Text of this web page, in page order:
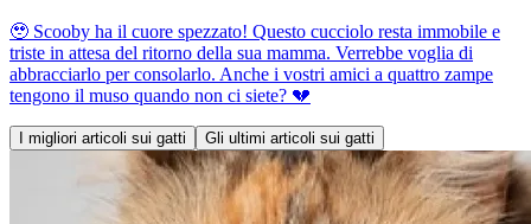
🥹 Scooby ha il cuore spezzato! Questo cucciolo resta immobile e
triste in attesa del ritorno della sua mamma. Verrebbe voglia di
abbracciarlo per consolarlo. Anche i vostri amici a quattro zampe
tengono il muso quando non ci siete? 💔
I migliori articoli sui gatti Gli ultimi articoli sui gatti